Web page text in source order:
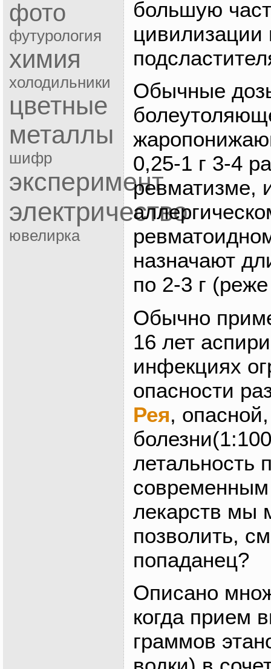
фото
футурология
химия
холодильники
цветные
металлы
шифр
эксперимент
электричество
ювелирка
большую
цивилизации
Обычные
0,25-1 г 3-4
ревматизме,
назначают
по 2-3 г
Обычно
16 лет
инфекциях
опасности
Рея,
летальность
лекарств мы
позволить,
попаданец?
Описано
когда прием
граммов